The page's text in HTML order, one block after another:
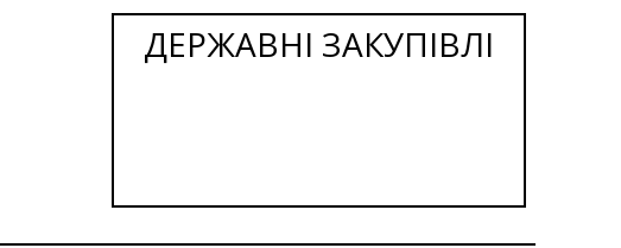
ДЕРЖАВНІ ЗАКУПІВЛІ